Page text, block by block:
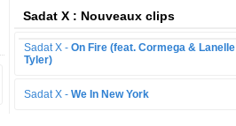
Sadat X : Nouveaux clips
Sadat X - On Fire (feat. Cormega & Lanelle
Tyler)
Sadat X - We In New York